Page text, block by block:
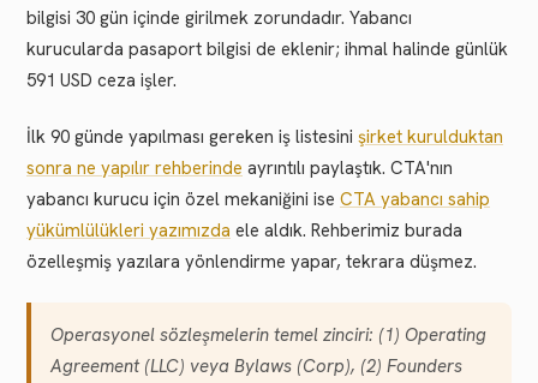
bilgisi 30 gün içinde girilmek zorundadır. Yabancı
kurucularda pasaport bilgisi de eklenir; ihmal halinde günlük
591 USD ceza işler.
İlk 90 günde yapılması gereken iş listesini şirket kurulduktan
sonra ne yapılır rehberinde ayrıntılı paylaştık. CTA'nın
yabancı kurucu için özel mekaniğini ise CTA yabancı sahip
yükümlülükleri yazımızda ele aldık. Rehberimiz burada
özelleşmiş yazılara yönlendirme yapar, tekrara düşmez.
Operasyonel sözleşmelerin temel zinciri: (1) Operating
Agreement (LLC) veya Bylaws (Corp), (2) Founders